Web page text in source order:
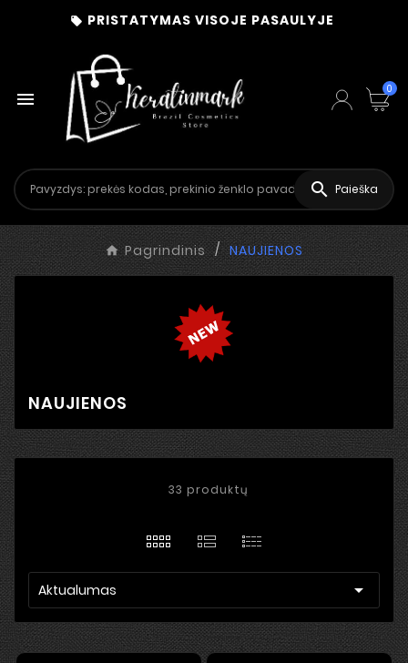
 PRISTATYMAS VISOJE PASAULYJE
 0
 Paieška
Pagrindinis NAUJIENOS
NAUJIENOS
33 produktų
Aktualumas 